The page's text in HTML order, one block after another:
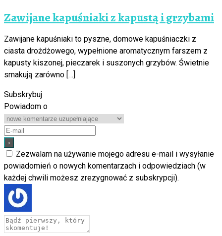
Zawijane kapuśniaki z kapustą i grzybami
Zawijane kapuśniaki to pyszne, domowe kapuśniaczki z
ciasta drożdżowego, wypełnione aromatycznym farszem z
kapusty kiszonej, pieczarek i suszonych grzybów. Świetnie
smakują zarówno […]
Subskrybuj
Powiadom o
Zezwalam na używanie mojego adresu e-mail i wysyłanie
powiadomień o nowych komentarzach i odpowiedziach (w
każdej chwili możesz zrezygnować z subskrypcji).